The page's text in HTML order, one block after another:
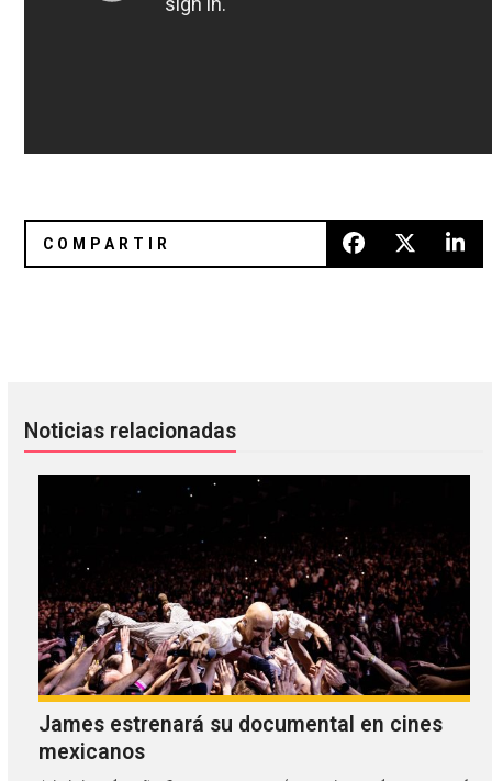
Noticias relacionadas
James estrenará su documental en cines
mexicanos